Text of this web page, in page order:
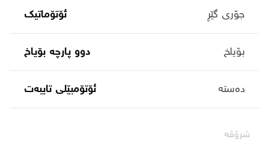
جۆری گێڕ ئۆتۆماتیک
بۆیاخ دوو پارچە بۆیاخ
دەستە ئۆتۆمبێلی تایبه‌ت
شرۆڤە